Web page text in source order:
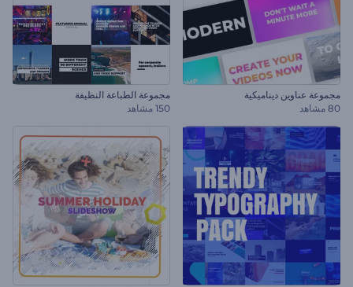
مجموعة عناوين ديناميكية
80 مشاهد
مجموعة الطباعة النظيفة
150 مشاهد